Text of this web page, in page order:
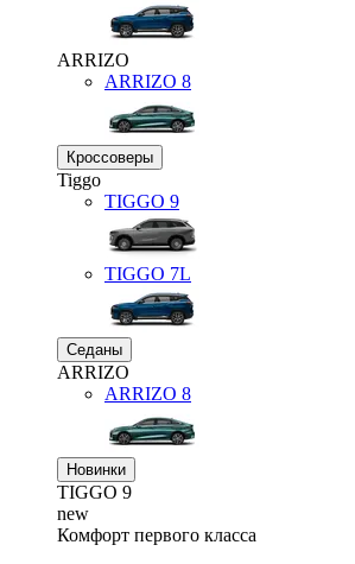
ARRIZO
ARRIZO 8
Кроссоверы
Tiggo
TIGGO 9
TIGGO 7L
Седаны
ARRIZO
ARRIZO 8
Новинки
TIGGO 9
new
Комфорт первого класса